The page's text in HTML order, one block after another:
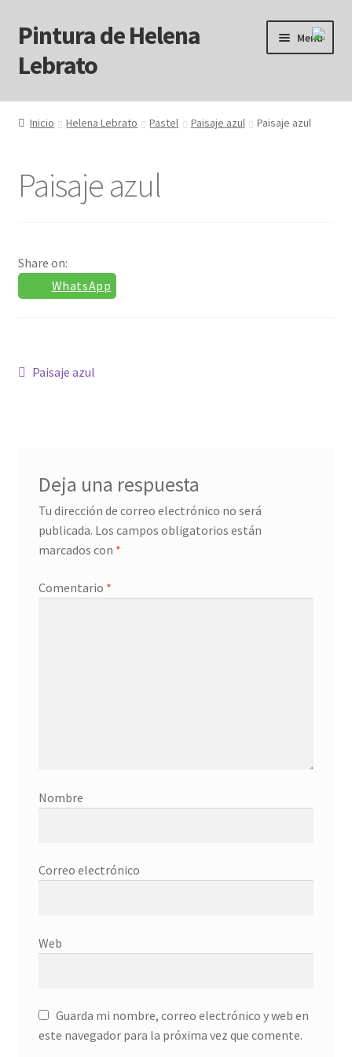
Ir
a
la
Ir
al
contenido
Pintura de Helena
Lebrato
Menú
Inicio
Arcanos
Blog
La transacción ha fallado
Con ritmo
Cuentos ilustrados
Cuento I
Escritorio del donante
Facebook Thyssen
Inicio Helena Lebrato Pastel Paisaje azul Paisaje azul
Paisaje azul
Share on:
WhatsApp
Navegación
Anterior:
Paisaje azul
Deja una respuesta
Tu dirección de correo electrónico no será
publicada. Los campos obligatorios están
marcados con *
Comentario *
Nombre
Correo electrónico
Web
Guarda mi nombre, correo electrónico y web en
este navegador para la próxima vez que comente.